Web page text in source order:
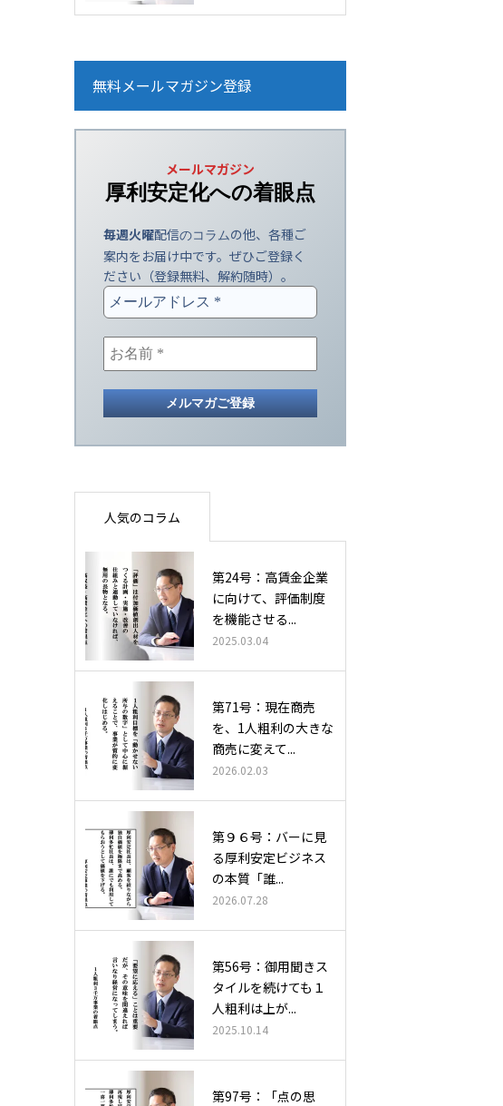
無料メールマガジン登録
メールマガジン
厚利安定化への着眼点
毎週火曜配信のコラムの他、各種ご
案内をお届け中です。ぜひご登録く
ださい（登録無料、解約随時）。
人気のコラム
第24号：高賃金企業
に向けて、評価制度
を機能させる...
2025.03.04
第71号：現在商売
を、1人粗利の大きな
商売に変えて...
2026.02.03
第９６号：バーに見
る厚利安定ビジネス
の本質――「誰...
2026.07.28
第56号：御用聞きス
タイルを続けても１
人粗利は上が...
2025.10.14
第97号：「点の思